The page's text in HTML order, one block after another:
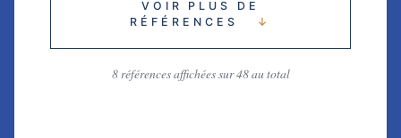
VOIR PLUS DE
RÉFÉRENCES
↓
8 références affichées sur 48 au total